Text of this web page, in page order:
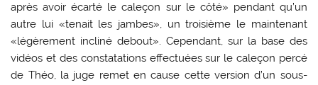
après avoir écarté le caleçon sur le côté» pendant qu’un
autre lui «tenait les jambes», un troisième le maintenant
«légèrement incliné debout». Cependant, sur la base des
vidéos et des constatations effectuées sur le caleçon percé
de Théo, la juge remet en cause cette version d’un sous-